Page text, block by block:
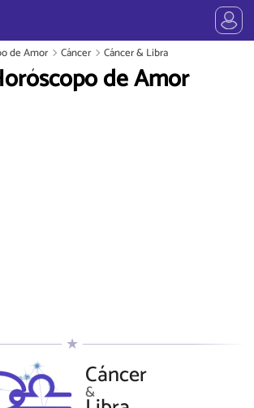
de Amor Cáncer Cáncer & Libra
de Amor
Cáncer
&